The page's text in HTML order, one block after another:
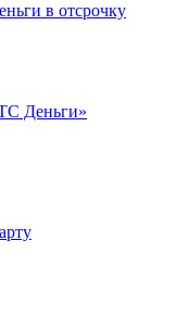
в отсрочку
Деньги»